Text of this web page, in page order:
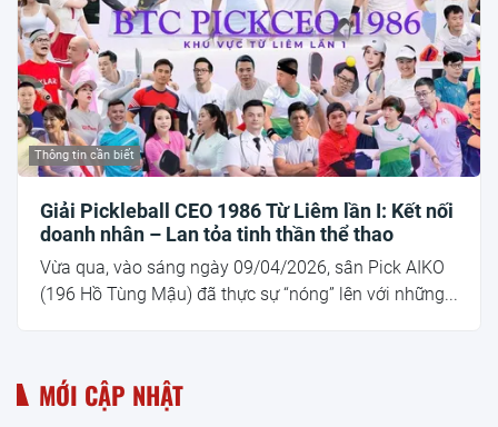
Thông tin cần biết
Giải Pickleball CEO 1986 Từ Liêm lần I: Kết nối
doanh nhân – Lan tỏa tinh thần thể thao
Vừa qua, vào sáng ngày 09/04/2026, sân Pick AIKO
(196 Hồ Tùng Mậu) đã thực sự “nóng” lên với những...
MỚI CẬP NHẬT